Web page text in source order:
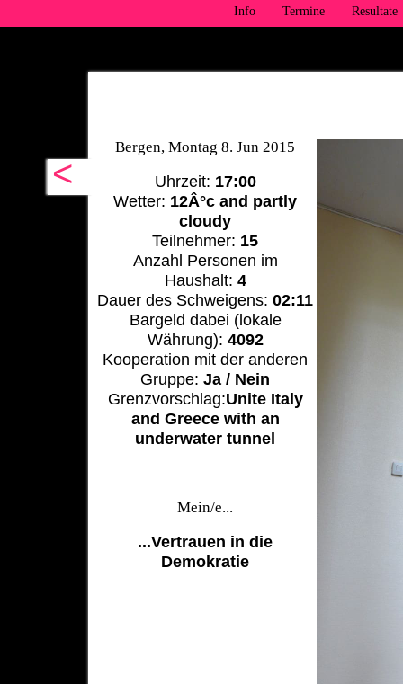
Info Termine Resultate
<
Bergen, Montag 8. Jun 2015
Uhrzeit: 17:00
Wetter: 12Â°c and partly
cloudy
Teilnehmer: 15
Anzahl Personen im
Haushalt: 4
Dauer des Schweigens: 02:11
Bargeld dabei (lokale
Währung): 4092
Kooperation mit der anderen
Gruppe: Ja / Nein
Grenzvorschlag:Unite Italy
and Greece with an
underwater tunnel
Mein/e...
...Vertrauen in die
Demokratie